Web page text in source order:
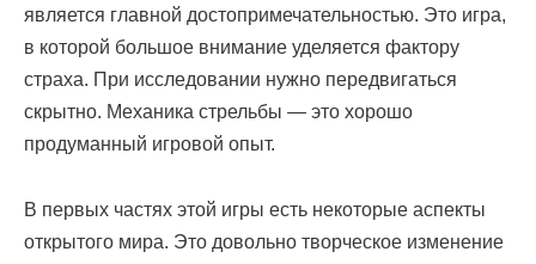
является главной достопримечательностью. Это игра,
в которой большое внимание уделяется фактору
страха. При исследовании нужно передвигаться
скрытно. Механика стрельбы — это хорошо
продуманный игровой опыт.
В первых частях этой игры есть некоторые аспекты
открытого мира. Это довольно творческое изменение